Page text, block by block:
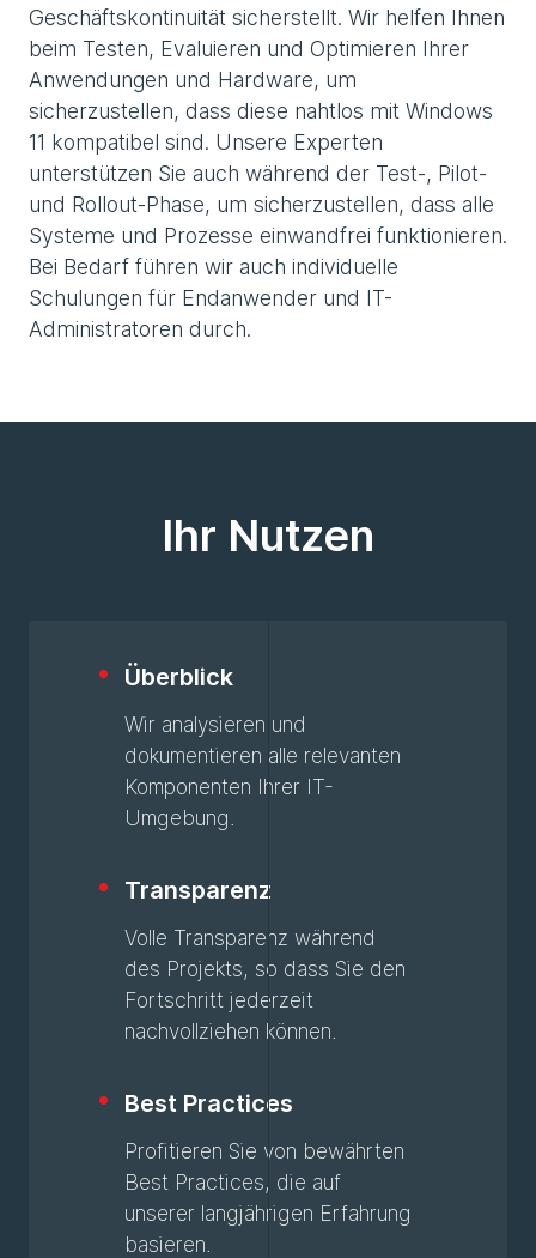
Geschäftskontinuität sicherstellt. Wir helfen Ihnen
beim Testen, Evaluieren und Optimieren Ihrer
Anwendungen und Hardware, um
sicherzustellen, dass diese nahtlos mit Windows
11 kompatibel sind. Unsere Experten
unterstützen Sie auch während der Test-, Pilot-
und Rollout-Phase, um sicherzustellen, dass alle
Systeme und Prozesse einwandfrei funktionieren.
Bei Bedarf führen wir auch individuelle
Schulungen für Endanwender und IT-
Administratoren durch.
Ihr Nutzen
Überblick
Wir analysieren und
dokumentieren alle relevanten
Komponenten Ihrer IT-
Umgebung.
Transparenz
Volle Transparenz während
des Projekts, so dass Sie den
Fortschritt jederzeit
nachvollziehen können.
Best Practices
Profitieren Sie von bewährten
Best Practices, die auf
unserer langjährigen Erfahrung
basieren.